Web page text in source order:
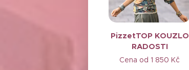
PizzetTOP KOUZLO
RADOSTI
Cena od 1 850 Kč